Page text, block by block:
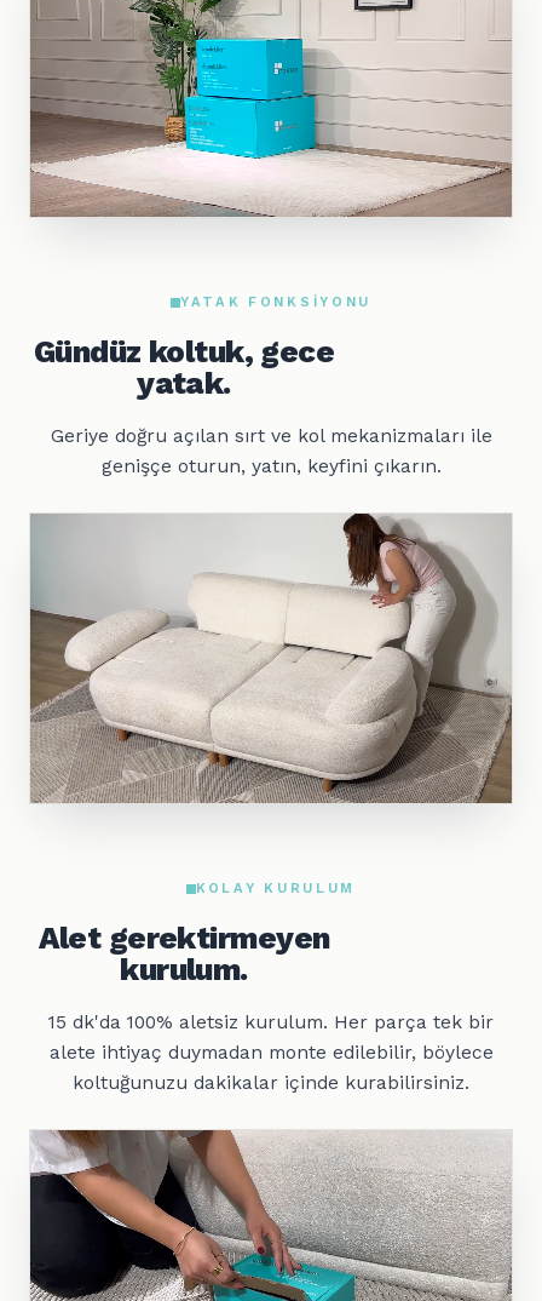
YATAK FONKSIYONU
Gündüz koltuk, gece
yatak.
Geriye doğru açılan sırt ve kol mekanizmaları ile
genişçe oturun, yatın, keyfini çıkarın.
KOLAY KURULUM
Alet gerektirmeyen
kurulum.
15 dk'da 100% aletsiz kurulum. Her parça tek bir
alete ihtiyaç duymadan monte edilebilir, böylece
koltuğunuzu dakikalar içinde kurabilirsiniz.